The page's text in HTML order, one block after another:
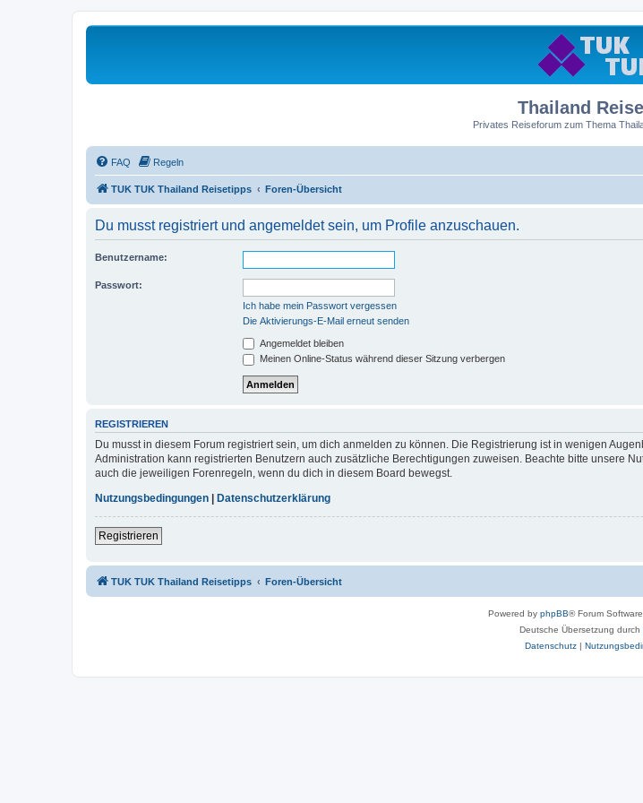
Thailand
Privates Reiseforum zum Thema
FAQ Regeln
TUK TUK Thailand Reisetipps Foren-Übersicht
Du musst registriert und angemeldet sein, um Profile anzuschauen.
Benutzername:
Passwort:
Ich habe mein Passwort vergessen
Die Aktivierungs-E-Mail erneut senden
Angemeldet bleiben
Meinen Online-Status während dieser Sitzung verbergen
REGISTRIEREN
Du musst in diesem Forum registriert sein, um dich anmelden zu können. Die Registrierung ist in wenigen
Administration kann registrierten Benutzern auch zusätzliche Berechtigungen zuweisen. Beachte bitte unsere
auch die jeweiligen Forenregeln, wenn du dich in diesem Board bewegst.
Nutzungsbedingungen
Datenschutzerklärung
Registrieren
TUK TUK Thailand Reisetipps Foren-Übersicht
Powered by phpBB® Forum
Deutsche Übersetzung durch
Datenschutz|